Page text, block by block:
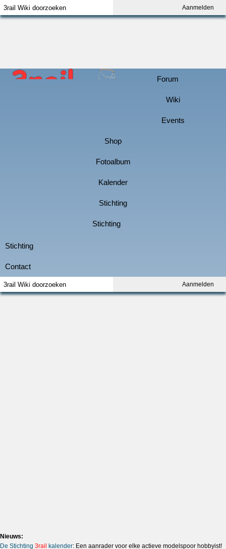
Aanmelden
Aanmelden
Nieuws:
De Stichting 3rail kalender: Een aanrader voor elke actieve modelspoor hobbyist!